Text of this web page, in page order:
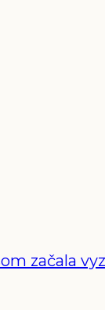
začala